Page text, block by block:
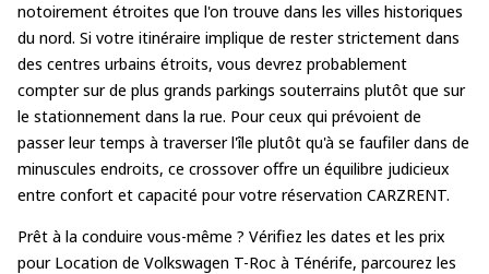
notoirement étroites que l'on trouve dans les villes historiques
du nord. Si votre itinéraire implique de rester strictement dans
des centres urbains étroits, vous devrez probablement
compter sur de plus grands parkings souterrains plutôt que sur
le stationnement dans la rue. Pour ceux qui prévoient de
passer leur temps à traverser l'île plutôt qu'à se faufiler dans de
minuscules endroits, ce crossover offre un équilibre judicieux
entre confort et capacité pour votre réservation CARZRENT.
Prêt à la conduire vous-même ? Vérifiez les dates et les prix
pour Location de Volkswagen T-Roc à Ténérife, parcourez les